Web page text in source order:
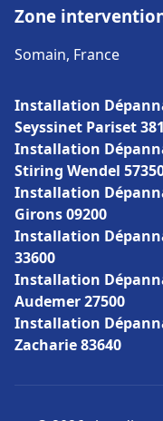
Zone
Somain, France
Installation
Seyssinet Pariset
Installation
Stiring Wendel
Installation
Girons 09200
Installation
33600
Installation
Audemer 27500
Installation
Zacharie 83640